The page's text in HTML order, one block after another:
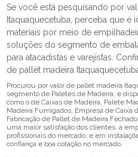
Se você está pesquisando por
Itaquaquecetuba, perceba que é
materiais por meio de
soluções do segmento de
para atacadistas e varejistas.
de pallet madeira
Procurou por valor de pallet madeira
segmento de Paletes de Madeira, e
como o de Caixas de Madeira, Palete
Madeira Fumigados, Empresa de Caixa
Fabricação de Pallet de Madeira
uma maior satisfação dos clientes, a
profissionais do mercado, e em
confiança e boa cotação no mercado.